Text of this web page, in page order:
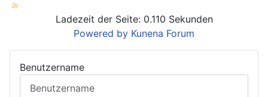
Ladezeit der Seite: 0.110 Sekunden
Powered by Kunena Forum
Benutzername